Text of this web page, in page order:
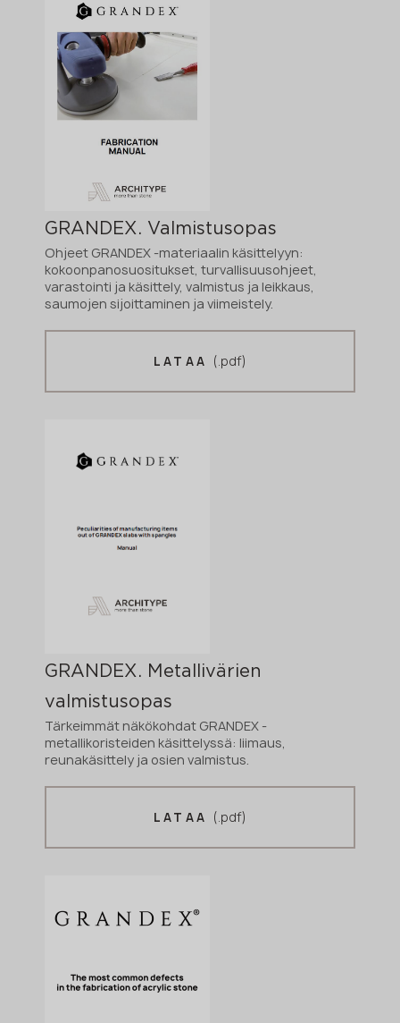
GRANDEX. Valmistusopas
Ohjeet GRANDEX -materiaalin käsittelyyn:
kokoonpanosuositukset, turvallisuusohjeet,
varastointi ja käsittely, valmistus ja leikkaus,
saumojen sijoittaminen ja viimeistely.
LATAA (.pdf)
GRANDEX. Metallivärien
valmistusopas
Tärkeimmät näkökohdat GRANDEX -
metallikoristeiden käsittelyssä: liimaus,
reunakäsittely ja osien valmistus.
LATAA (.pdf)